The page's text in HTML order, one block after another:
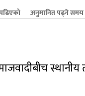
अनुमानित पढ्ने समय
स्थानीय